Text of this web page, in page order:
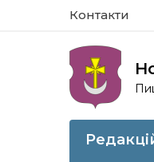
Контакти